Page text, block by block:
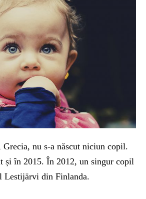
nu s-a născut niciun copil.
și în 2015. În 2012, un singur copil
Lestijärvi din Finlanda.